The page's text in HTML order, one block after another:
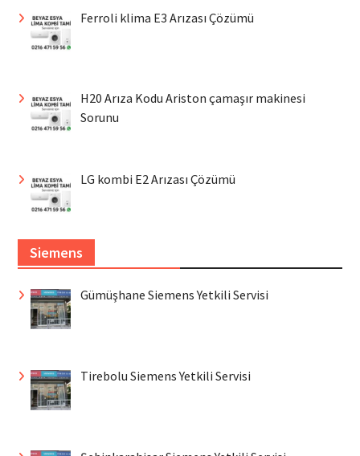
Ferroli klima E3 Arızası Çözümü
H20 Arıza Kodu Ariston çamaşır makinesi
Sorunu
LG kombi E2 Arızası Çözümü
Siemens
Gümüşhane Siemens Yetkili Servisi
Tirebolu Siemens Yetkili Servisi